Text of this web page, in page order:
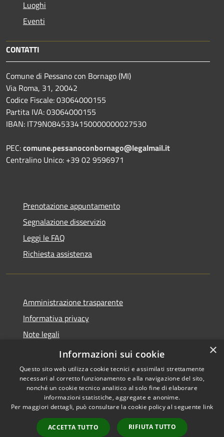
Luoghi
Eventi
CONTATTI
Comune di Pessano con Bornago (MI)
Via Roma, 31, 20042
Codice Fiscale: 03064000155
Partita IVA: 03064000155
IBAN: IT79N0845334150000000027530
PEC:comune.pessanoconbornago@legalmail.it
Centralino Unico: +39 02 9596971
Prenotazione appuntamento
Segnalazione disservizio
Leggi le FAQ
Richiesta assistenza
Amministrazione trasparente
Informativa privacy
Note legali
Dichiarazione di accessibilità
Accessibilità
Copyright © 2026 • Comune di
Pessano con Bornago •
Powered byMunicipium
×
Informazioni sui cookie
Questo sito web utilizza cookie tecnici e assimilati strettamente
necessari al corretto funzionamento e alla navigazione del sito,
nonché un cookie tecnico analitico al solo fine di elaborare
informazioni statistiche, aggregate e anonime.
Per maggiori dettagli, può consultare la cookie policy al seguente link
ACCETTA TUTTO RIFIUTA TUTTO